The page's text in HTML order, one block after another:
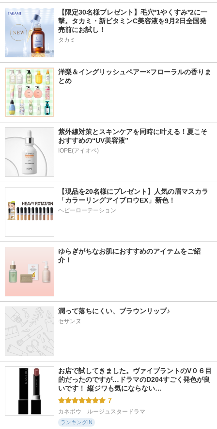
【限定30名様プレゼント】毛穴*1やくすみ*2に一
撃。タカミ・新ビタミンC美容液を9月2日全国発
売前にお試し！
タカミ
洋梨＆イングリッシュペアー×フローラルの香りま
とめ
紫外線対策とスキンケアを同時に叶える！夏こそ
おすすめの“UV美容液”
IOPE(アイオペ)
【現品を20名様にプレゼント】人気の眉マスカラ
「カラーリングアイブロウEX」新色！
ヘビーローテーション
ゆらぎがちなお肌におすすめのアイテムをご紹
介！
潤って落ちにくい、ブラウンリップ♪
セザンヌ
お店で試してきました。ヴァイブラントのV０６目
的だったのですが…ドラマのD204すごく発色が良
いです！ 縦ジワも気にならない…
7
カネボウ　ルージュスタードラマ
ランキングIN